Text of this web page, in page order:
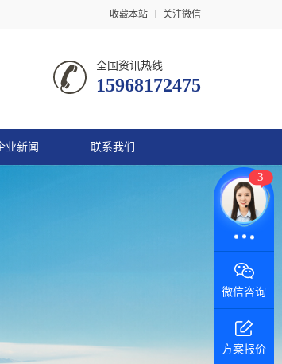
收藏本站 关注微信
全国资讯热线
15968172475
业新闻 联系我们
3
在线咨询
微信咨询
方案报价